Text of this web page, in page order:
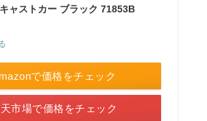
ャストカー ブラック 71853B
で価格をチェック
市場で価格をチェック